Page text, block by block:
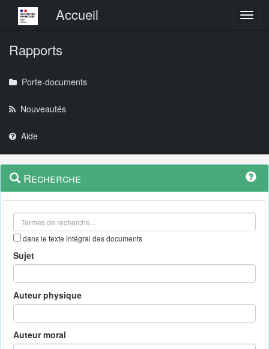
Menu principalAccueil
Rapports
Porte-documents
Nouveautés
Aide
Navigation
outils
Menu
contextuel
Recherche
dans le texte intégral des documents
Sujet
Auteur physique
Auteur moral